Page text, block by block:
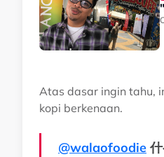
Atas dasar ingin tahu,
kopi berkenaan.
@walaofoodie